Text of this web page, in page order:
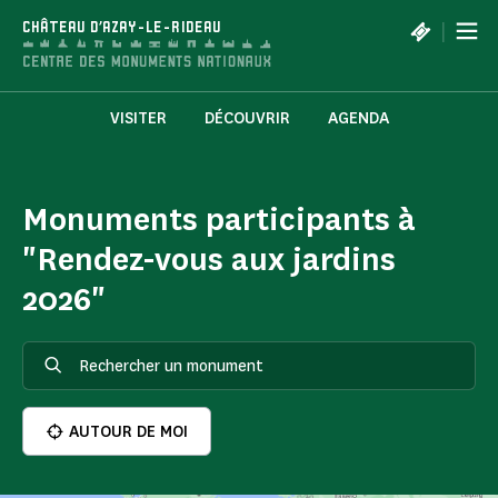
CHÂTEAU D'AZAY-LE-RIDEAU |
VISITER DÉCOUVRIR AGENDA
Monuments participants à
"Rendez-vous aux jardins
2026"
AUTOUR DE MOI